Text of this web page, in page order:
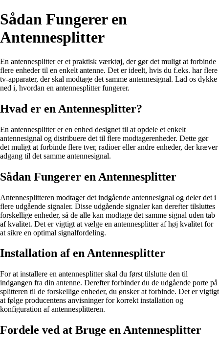
Sådan Fungerer en
Antennesplitter
En antennesplitter er et praktisk værktøj, der gør det muligt at forbinde
flere enheder til en enkelt antenne. Det er ideelt, hvis du f.eks. har flere
tv-apparater, der skal modtage det samme antennesignal. Lad os dykke
ned i, hvordan en antennesplitter fungerer.
Hvad er en Antennesplitter?
En antennesplitter er en enhed designet til at opdele et enkelt
antennesignal og distribuere det til flere modtagerenheder. Dette gør
det muligt at forbinde flere tver, radioer eller andre enheder, der kræver
adgang til det samme antennesignal.
Sådan Fungerer en Antennesplitter
Antennesplitteren modtager det indgående antennesignal og deler det i
flere udgående signaler. Disse udgående signaler kan derefter tilsluttes
forskellige enheder, så de alle kan modtage det samme signal uden tab
af kvalitet. Det er vigtigt at vælge en antennesplitter af høj kvalitet for
at sikre en optimal signalfordeling.
Installation af en Antennesplitter
For at installere en antennesplitter skal du først tilslutte den til
indgangen fra din antenne. Derefter forbinder du de udgående porte på
splitteren til de forskellige enheder, du ønsker at forbinde. Det er vigtigt
at følge producentens anvisninger for korrekt installation og
konfiguration af antennesplitteren.
Fordele ved at Bruge en Antennesplitter